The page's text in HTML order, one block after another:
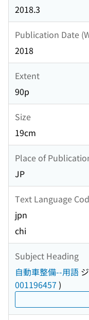
2018.3
Publication Date
2018
Extent
90p
Size
19cm
Place of
JP
Text Language
jpn
chi
Subject Heading
自動車整備--用語
001196457 )